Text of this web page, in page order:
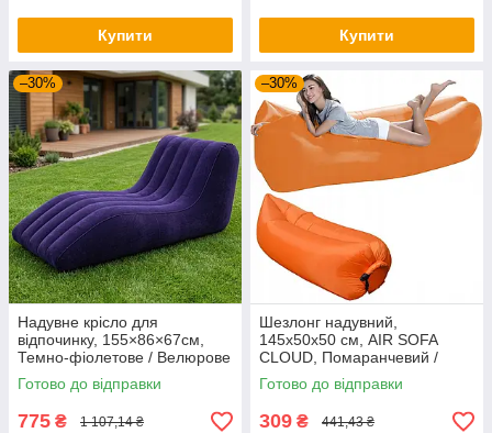
Купити Купити
–30%
Надувне крісло для
відпочинку, 155×86×67см,
Темно-фіолетове / Велюрове
крісло / Надувний диван /
Надувний шезлонг
Готово до відправки
775 ₴ 1 107,14 ₴
–30%
Шезлонг надувний,
145х50х50 см, AIR SOFA
CLOUD, Помаранчевий /
Пляжний диван-мішок /
Ламзак / Надувний матрац
Готово до відправки
309 ₴ 441,43 ₴